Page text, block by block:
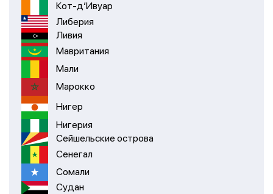
Кот-д’Ивуар
Либерия
Ливия
Мавритания
Мали
Марокко
Нигер
Нигерия
Сейшельские острова
Сенегал
Сомали
Судан